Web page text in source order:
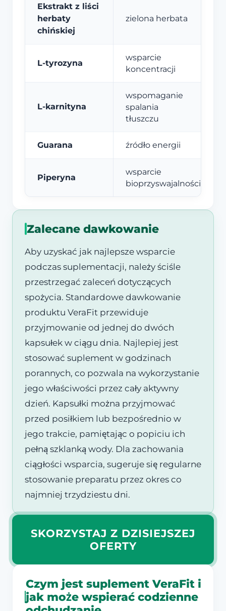
Ekstrakt z liści
herbaty
chińskiej
zielona herbata
L-tyrozyna
wsparcie
koncentracji
L-karnityna
wspomaganie
spalania
tłuszczu
Guarana źródło energii
Piperyna
wsparcie
bioprzyswajalności
Zalecane dawkowanie
Aby uzyskać jak najlepsze wsparcie
podczas suplementacji, należy ściśle
przestrzegać zaleceń dotyczących
spożycia. Standardowe dawkowanie
produktu VeraFit przewiduje
przyjmowanie od jednej do dwóch
kapsułek w ciągu dnia. Najlepiej jest
stosować suplement w godzinach
porannych, co pozwala na wykorzystanie
jego właściwości przez cały aktywny
dzień. Kapsułki można przyjmować
przed posiłkiem lub bezpośrednio w
jego trakcie, pamiętając o popiciu ich
pełną szklanką wody. Dla zachowania
ciągłości wsparcia, sugeruje się regularne
stosowanie preparatu przez okres co
najmniej trzydziestu dni.
SKORZYSTAJ Z DZISIEJSZEJ
OFERTY
Czym jest suplement VeraFit i
jak może wspierać codzienne